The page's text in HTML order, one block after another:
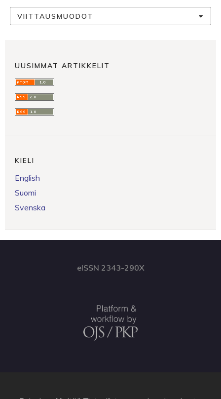
VIITTAUSMUODOT
UUSIMMAT ARTIKKELIT
KIELI
English
Suomi
Svenska
eISSN 2343-290X